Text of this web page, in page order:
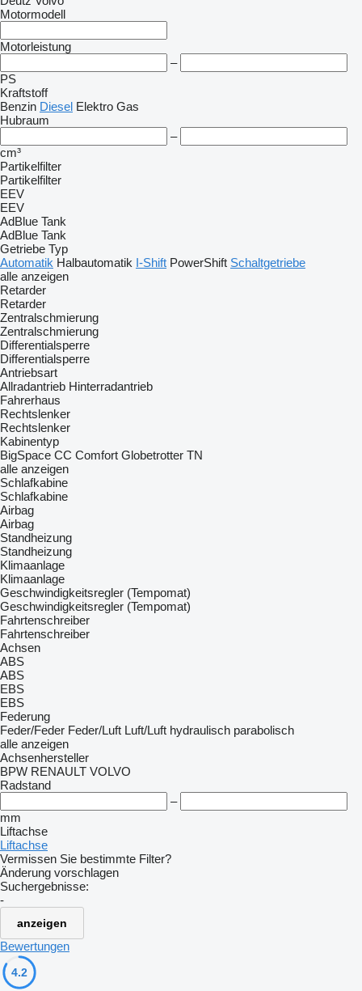
Motormodell
Motorleistung
–
PS
Kraftstoff
Benzin Diesel Elektro Gas
Hubraum
–
cm³
Partikelfilter
Partikelfilter
EEV
EEV
AdBlue Tank
AdBlue Tank
Getriebe Typ
Automatik Halbautomatik I-Shift PowerShift Schaltgetriebe
alle anzeigen
Retarder
Retarder
Zentralschmierung
Zentralschmierung
Differentialsperre
Differentialsperre
Antriebsart
Allradantrieb Hinterradantrieb
Fahrerhaus
Rechtslenker
Rechtslenker
Kabinentyp
BigSpace CC Comfort Globetrotter TN
alle anzeigen
Schlafkabine
Schlafkabine
Airbag
Airbag
Standheizung
Standheizung
Klimaanlage
Klimaanlage
Geschwindigkeitsregler (Tempomat)
Geschwindigkeitsregler (Tempomat)
Fahrtenschreiber
Fahrtenschreiber
Achsen
ABS
ABS
EBS
EBS
Federung
Feder/Feder Feder/Luft Luft/Luft hydraulisch parabolisch
alle anzeigen
Achsenhersteller
BPW RENAULT VOLVO
Radstand
–
mm
Liftachse
Liftachse
Vermissen Sie bestimmte Filter?
Änderung vorschlagen
Suchergebnisse:
-
anzeigen
Bewertungen
4.2